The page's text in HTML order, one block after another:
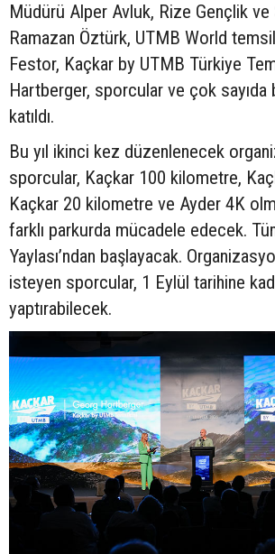
Müdürü Alper Avluk, Rize Gençlik
Ramazan Öztürk, UTMB World
Festor, Kaçkar by UTMB Türkiye
Hartberger, sporcular ve çok sayıda
katıldı.
Bu yıl ikinci kez düzenlenecek
sporcular, Kaçkar 100 kilometre,
Kaçkar 20 kilometre ve Ayder 4K
farklı parkurda mücadele edecek.
Yaylası’ndan başlayacak.
isteyen sporcular, 1 Eylül tarihine
yaptırabilecek.